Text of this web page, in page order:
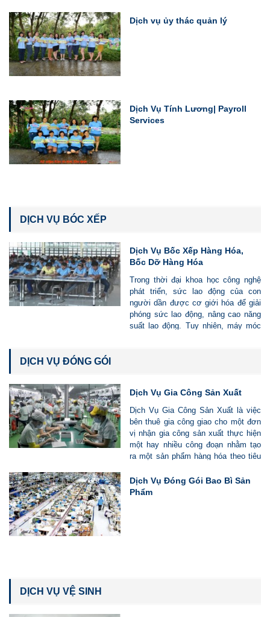
Dịch vụ ủy thác quản lý
Dịch Vụ Tính Lương| Payroll
Services
DỊCH VỤ BÓC XẾP
Dịch Vụ Bốc Xếp Hàng Hóa,
Bốc Dỡ Hàng Hóa
Trong thời đại khoa học công nghệ
phát triển, sức lao động của con
người dần được cơ giới hóa để giải
phóng sức lao động, nâng cao năng
suất lao động. Tuy nhiên, máy móc
Dịch Vụ Bốc Xếp Hàng Hóa, Bốc Dỡ
Hàng Hóa tới quý Công ty
DỊCH VỤ ĐÓNG GÓI
Dịch Vụ Gia Công Sản Xuất
Dịch Vụ Gia Công Sản Xuất là việc
bên thuê gia công giao cho một đơn
vị nhận gia công sản xuất thực hiện
một hay nhiều công đoạn nhằm tạo
ra một sản phẩm hàng hóa theo tiêu
Dịch Vụ Đóng Gói Bao Bì Sản
Phẩm
DỊCH VỤ VỆ SINH